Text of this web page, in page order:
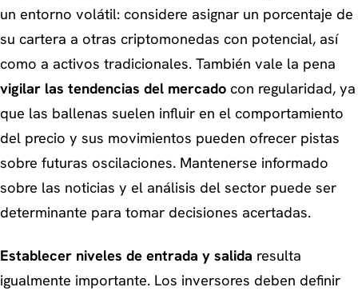
un entorno volátil: considere asignar un porcentaje de
su cartera a otras criptomonedas con potencial, así
como a activos tradicionales. También vale la pena
vigilar las tendencias del mercado con regularidad, ya
que las ballenas suelen influir en el comportamiento
del precio y sus movimientos pueden ofrecer pistas
sobre futuras oscilaciones. Mantenerse informado
sobre las noticias y el análisis del sector puede ser
determinante para tomar decisiones acertadas.
Establecer niveles de entrada y salida resulta
igualmente importante. Los inversores deben definir